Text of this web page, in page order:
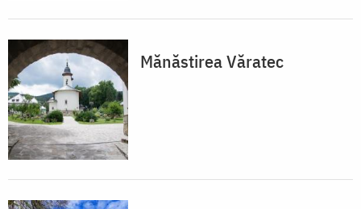
Mănăstirea Văratec